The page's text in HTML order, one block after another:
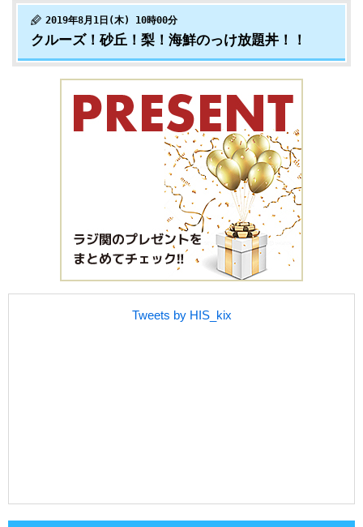
2019年8月1日(木) 10時00分
クルーズ！砂丘！梨！海鮮のっけ放題丼！！
Tweets by HIS_kix